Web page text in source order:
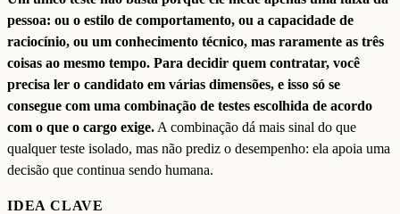
pessoa: ou o estilo de comportamento, ou a capacidade de
raciocínio, ou um conhecimento técnico, mas raramente as três
coisas ao mesmo tempo. Para decidir quem contratar, você
precisa ler o candidato em várias dimensões, e isso só se
consegue com uma combinação de testes escolhida de acordo
com o que o cargo exige. A combinação dá mais sinal do que
qualquer teste isolado, mas não prediz o desempenho: ela apoia uma
decisão que continua sendo humana.
IDEA CLAVE